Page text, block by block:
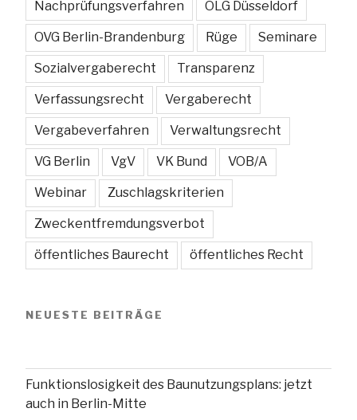
Nachprüfungsverfahren OLG Düsseldorf
OVG Berlin-Brandenburg Rüge Seminare
Sozialvergaberecht Transparenz
Verfassungsrecht Vergaberecht
Vergabeverfahren Verwaltungsrecht
VG Berlin VgV VK Bund VOB/A
Webinar Zuschlagskriterien
Zweckentfremdungsverbot
öffentliches Baurecht öffentliches Recht
NEUESTE BEITRÄGE
Funktionslosigkeit des Baunutzungsplans: jetzt
auch in Berlin-Mitte